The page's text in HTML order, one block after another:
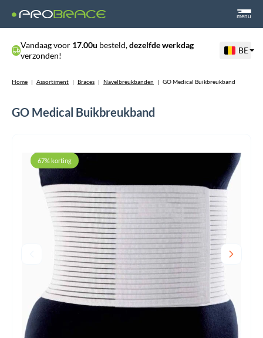
menu
Vandaag voor 17.00u besteld,dezelfde werkdag
verzonden!
BE
Home | Assortiment | Braces | Navelbreukbanden | GO Medical Buikbreukband
GO Medical Buikbreukband
67% korting